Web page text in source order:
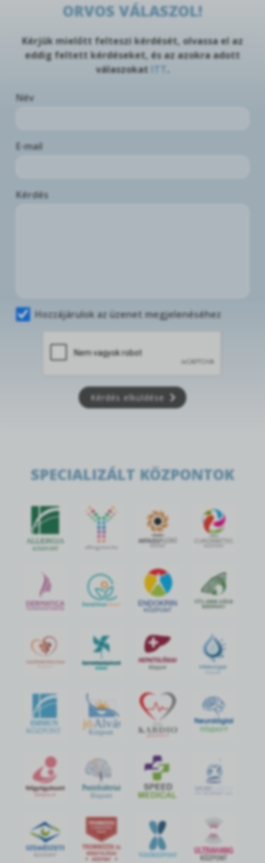
ORVOS VÁLASZOL!
Kérjük mielőtt felteszi kérdését, olvassa el az
eddig feltett kérdéseket, és az azokra adott
válaszokat
Név
E-mail
Kérdés
Hozzájárulok az üzenet megjelenéséhez
Kérdés elküldése
SPECIALIZÁLT KÖZPONTOK
IMMUN
KÖZPONT
jó Alvás
Központ